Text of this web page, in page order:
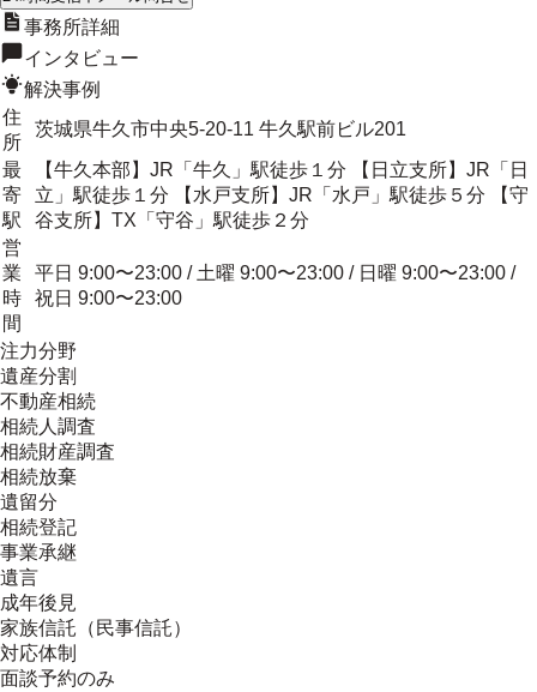
事務所詳細
インタビュー
解決事例
住
所
茨城県牛久市中央5-20-11 牛久駅前ビル201
最
寄
駅
【牛久本部】JR「牛久」駅徒歩１分 【日立支所】JR「日
立」駅徒歩１分 【水戸支所】JR「水戸」駅徒歩５分 【守
谷支所】TX「守谷」駅徒歩２分
営
業
時
間
平日 9:00〜23:00 / 土曜 9:00〜23:00 / 日曜 9:00〜23:00 /
祝日 9:00〜23:00
注力分野
遺産分割
不動産相続
相続人調査
相続財産調査
相続放棄
遺留分
相続登記
事業承継
遺言
成年後見
家族信託（民事信託）
対応体制
面談予約のみ